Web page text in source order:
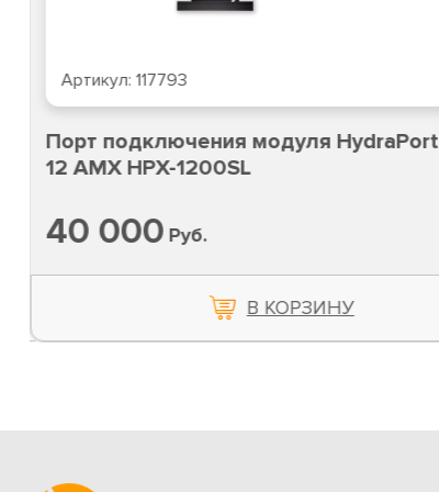
Артикул: 117793
Порт подключения модуля HydraPort
12 AMX HPX-1200SL
40 000 Руб.
В КОРЗИНУ